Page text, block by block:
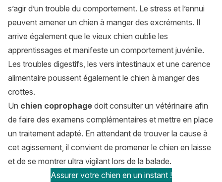
s’agir d’un trouble du comportement. Le stress et l’ennui
peuvent amener un chien à manger des excréments. Il
arrive également que le vieux chien oublie les
apprentissages et manifeste un comportement juvénile.
Les troubles digestifs, les vers intestinaux et une carence
alimentaire poussent également le chien à manger des
crottes.
Un chien coprophage doit consulter un vétérinaire afin
de faire des examens complémentaires et mettre en place
un traitement adapté. En attendant de trouver la cause à
cet agissement, il convient de promener le chien en laisse
et de se montrer ultra vigilant lors de la balade.
Assurer votre chien en un instant !